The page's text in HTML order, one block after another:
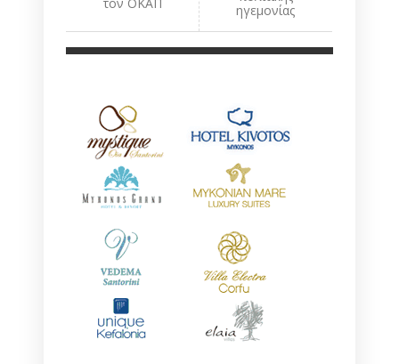
ηγεμονίας